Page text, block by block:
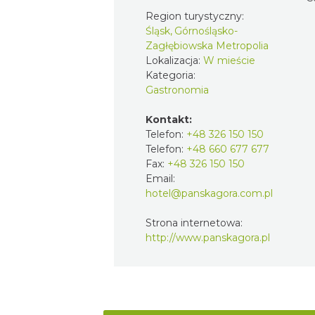
Region turystyczny:
Śląsk, Górnośląsko-
Zagłębiowska Metropolia
Lokalizacja: W mieście
Kategoria:
Gastronomia
Kontakt:
Telefon: +48 326 150 150
Telefon: +48 660 677 677
Fax: +48 326 150 150
Email:
hotel@panskagora.com.pl
Strona internetowa:
http://www.panskagora.pl